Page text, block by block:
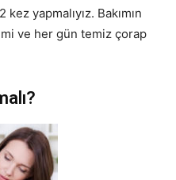
kez yapmalıyız. Bakımın
ve her gün temiz çorap